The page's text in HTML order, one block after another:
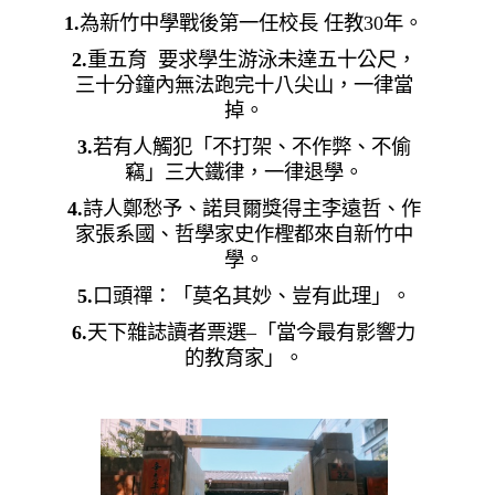
1.為新竹中學戰後第一任校長 任教30年。
2.重五育 要求學生游泳未達五十公尺，
三十分鐘內無法跑完十八尖山，一律當
掉。
3.若有人觸犯「不打架、不作弊、不偷
竊」三大鐵律，一律退學。
4.詩人鄭愁予、諾貝爾獎得主李遠哲、作
家張系國、哲學家史作檉都來自新竹中
學。
5. 口頭禪：「莫名其妙、豈有此理」。
6.天下雜誌讀者票選–「當今最有影響力
的教育家」。